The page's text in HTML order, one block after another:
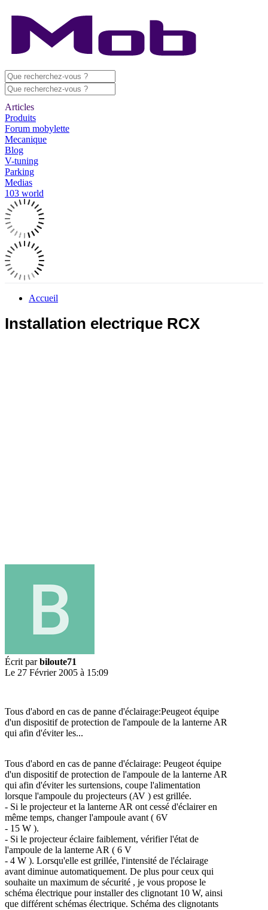
Articles
Produits
Forum mobylette
Mecanique
Blog
V-tuning
Parking
Medias
103 world
Accueil
Installation electrique RCX
Écrit parbiloute71
Le 27 Février 2005 à 15:09
Tous d'abord en cas de panne d'éclairage:Peugeot équipe
d'un dispositif de protection de l'ampoule de la lanterne AR
qui afin d'éviter les...
Tous d'abord en cas de panne d'éclairage: Peugeot équipe
d'un dispositif de protection de l'ampoule de la lanterne AR
qui afin d'éviter les surtensions, coupe l'alimentation
lorsque l'ampoule du projecteurs (AV ) est grillée.
- Si le projecteur et la lanterne AR ont cessé d'éclairer en
même temps, changer l'ampoule avant ( 6V
- 15 W ).
- Si le projecteur éclaire faiblement, vérifier l'état de
l'ampoule de la lanterne AR ( 6 V
- 4 W ). Lorsqu'elle est grillée, l'intensité de l'éclairage
avant diminue automatiquement. De plus pour ceux qui
souhaite un maximum de sécurité , je vous propose le
schéma électrique pour installer des clignotant 10 W, ainsi
que différent schémas électrique. Schéma des clignotants